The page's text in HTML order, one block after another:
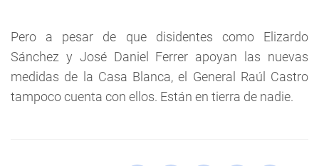
Pero a pesar de que disidentes como Elizardo
Sánchez y José Daniel Ferrer apoyan las nuevas
medidas de la Casa Blanca, el General Raúl Castro
tampoco cuenta con ellos. Están en tierra de nadie.